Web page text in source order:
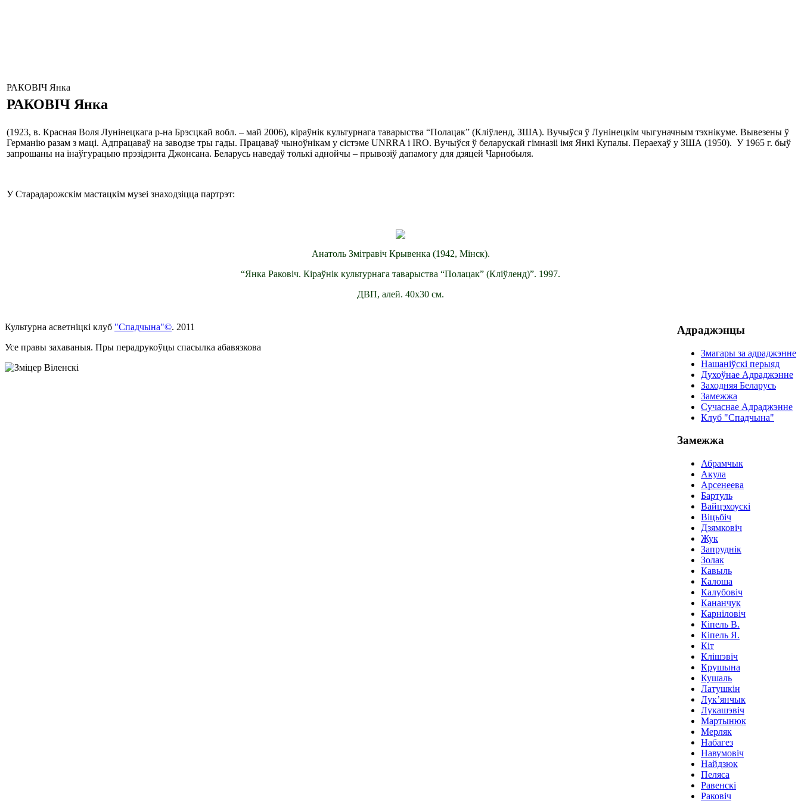
РАКОВІЧ Янка
РАКОВІЧ Янка
(1923, в. Красная Воля Лунінецкага р-на Брэсцкай вобл. – май 2006), кіраўнік культурнага таварыства “Полацак” (Кліўленд, ЗША). Вучыўся ў Лунінецкім чыгуначным тэхнікуме. Вывезены ў
Германію разам з маці. Адпрацаваў на заводзе тры гады. Працаваў чыноўнікам у сістэме UNRRA і IRO. Вучыўся ў беларускай гімназіі імя Янкі Купалы. Пераехаў у ЗША (1950). У 1965 г. быў
запрошаны на інаўгурацыю прэзідэнта Джонсана. Беларусь наведаў толькі аднойчы – прывозіў дапамогу для дзяцей Чарнобыля.
У Старадарожскім мастацкім музеі знаходзіцца партрэт:
Анатоль Змітравіч Крывенка (1942, Мінск).
“Янка Раковіч. Кіраўнік культурнага таварыства “Полацак” (Кліўленд)”. 1997.
ДВП, алей. 40х30 см.
Адраджэнцы
Змагары за адраджэнне
Нашаніўскі перыяд
Духоўнае Адраджэнне
Заходняя Беларусь
Замежжа
Сучаснае Адраджэнне
Клуб "Спадчына"
Замежжа
Абрамчык
Акула
Арсенеева
Бартуль
Вайцэхоускi
Вiцьбiч
Дзямковiч
Жук
Запруднiк
Золак
Кавыль
Калоша
Калубовiч
Кананчук
Карнiловiч
Кiпель В.
Кiпель Я.
Кiт
Клiшэвiч
Крушына
Кушаль
Латушкiн
Лук’янчык
Лукашэвiч
Мартынюк
Мерляк
Набагез
Навумовiч
Найдзюк
Пеляса
Равенскi
Раковiч
Культурна асветнiцкi клуб "Спадчына"©. 2011
Усе правы захаваныя. Пры перадрукоўцы спасылка абавязкова